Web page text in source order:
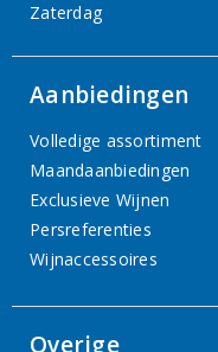
Zaterdag
Aanbiedingen
Volledige assortiment
Maandaanbiedingen
Exclusieve Wijnen
Persreferenties
Wijnaccessoires
Overige